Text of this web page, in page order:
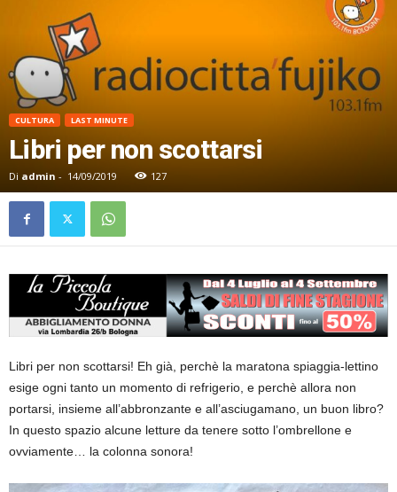
CULTURA LAST MINUTE
Libri per non scottarsi
Di admin - 14/09/2019 127
Libri per non scottarsi! Eh già, perchè la maratona spiaggia-lettino
esige ogni tanto un momento di refrigerio, e perchè allora non
portarsi, insieme all’abbronzante e all’asciugamano, un buon libro?
In questo spazio alcune letture da tenere sotto l’ombrellone e
ovviamente… la colonna sonora!